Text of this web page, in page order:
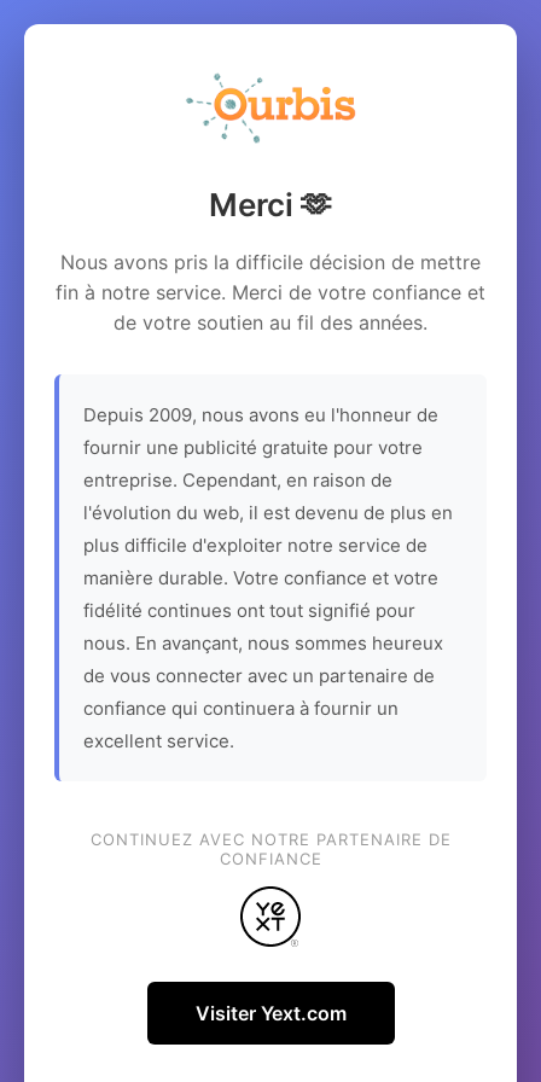
Merci 🫶
Nous avons pris la difficile décision de mettre
fin à notre service. Merci de votre confiance et
de votre soutien au fil des années.
Depuis 2009, nous avons eu l'honneur de
fournir une publicité gratuite pour votre
entreprise. Cependant, en raison de
l'évolution du web, il est devenu de plus en
plus difficile d'exploiter notre service de
manière durable. Votre confiance et votre
fidélité continues ont tout signifié pour
nous. En avançant, nous sommes heureux
de vous connecter avec un partenaire de
confiance qui continuera à fournir un
excellent service.
CONTINUEZ AVEC NOTRE PARTENAIRE DE
CONFIANCE
Visiter Yext.com